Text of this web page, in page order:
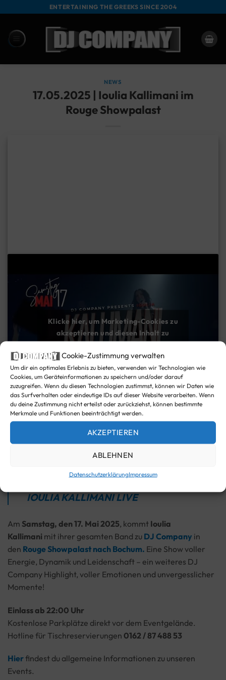
Cookie-Zustimmung verwalten
Um dir ein optimales Erlebnis zu bieten, verwenden wir Technologien wie
Cookies, um Geräteinformationen zu speichern und/oder darauf
zuzugreifen. Wenn du diesen Technologien zustimmst, können wir Daten wie
das Surfverhalten oder eindeutige IDs auf dieser Website verarbeiten. Wenn
du deine Zustimmung nicht erteilst oder zurückziehst, können bestimmte
Merkmale und Funktionen beeinträchtigt werden.
AKZEPTIEREN
ABLEHNEN
DatenschutzerklärungImpressum
springen
ENTERTAINING THE GREEKS SINCE 2004
NEWS
17.05.2025 | Ioulia Kallimani im
Rouge Showpalast
Klicke hier, um Marketing-Cookies zu
akzeptieren und diesen Inhalt zu
aktivieren
Nach über 70 ausverkauften Shows in Folge in Athen ist sie
nun endlich erstmals «Live» bei DJ Company:
IOULIA KALLIMANI LIVE
Am Samstag, den 17. Mai 2025, kommt Ioulia
Kallimani mit ihrer gesamten Band zu DJ Company in
den Rouge Showpalast nach Bochum. Eine Show voller
Energie, Dynamik und Leidenschaft – ein weiteres DJ
Company Highlight, voller Emotionen und unvergesslicher
Momente!
Einlass ab 22:00 Uhr
Kostenlose Parkplätze direkt vor dem Eventgelände.
Hotline für Tischreservierungen 0162 / 87 488 53
Hierfindest du allgemeine Informationen zu unseren
Events.